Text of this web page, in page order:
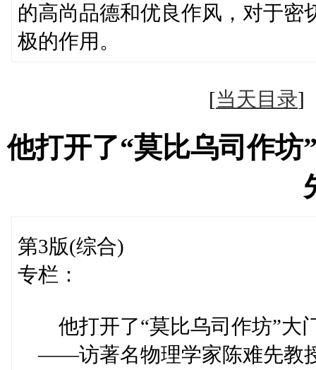
的高尚品德和优良作风，对于密
极的作用。
[当天目录
他打开了“莫比乌司作
第3版(综合)
专栏：
他打开了“莫比乌司作坊”大
——访著名物理学家陈难先教